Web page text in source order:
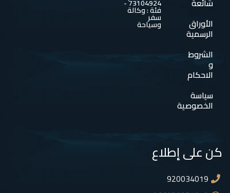
الأوراق
الرسمية
الشروط
و
الاحكام
سياسة
الخصوصية
73104924 -
فئة : وكالة
سفر
وسياحة
كن على إطلاع
920034019